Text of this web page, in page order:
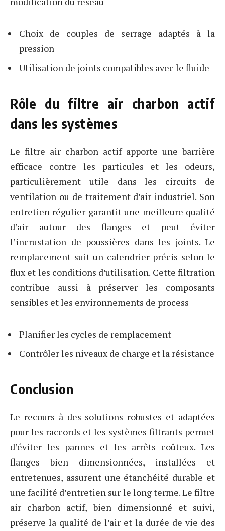
Choix de couples de serrage adaptés à la
pression
Utilisation de joints compatibles avec le fluide
Rôle du filtre air charbon actif
dans les systèmes
Le filtre air charbon actif apporte une barrière
efficace contre les particules et les odeurs,
particulièrement utile dans les circuits de
ventilation ou de traitement d’air industriel. Son
entretien régulier garantit une meilleure qualité
d’air autour des flanges et peut éviter
l’incrustation de poussières dans les joints. Le
remplacement suit un calendrier précis selon le
flux et les conditions d’utilisation. Cette filtration
contribue aussi à préserver les composants
sensibles et les environnements de process
Planifier les cycles de remplacement
Contrôler les niveaux de charge et la résistance
Conclusion
Le recours à des solutions robustes et adaptées
pour les raccords et les systèmes filtrants permet
d’éviter les pannes et les arrêts coûteux. Les
flanges bien dimensionnées, installées et
entretenues, assurent une étanchéité durable et
une facilité d’entretien sur le long terme. Le filtre
air charbon actif, bien dimensionné et suivi,
préserve la qualité de l’air et la durée de vie des